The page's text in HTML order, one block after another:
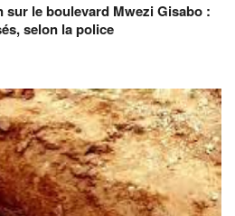
le boulevard Mwezi Gisabo :
selon la police